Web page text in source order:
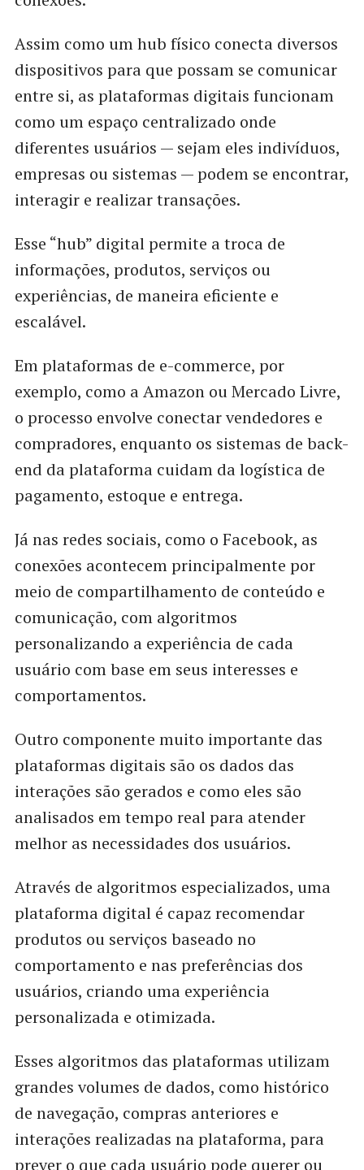
Assim como um hub físico conecta diversos
dispositivos para que possam se comunicar
entre si, as plataformas digitais funcionam
como um espaço centralizado onde
diferentes usuários — sejam eles indivíduos,
empresas ou sistemas — podem se encontrar,
interagir e realizar transações.
Esse “hub” digital permite a troca de
informações, produtos, serviços ou
experiências, de maneira eficiente e
escalável.
Em plataformas de e-commerce, por
exemplo, como a Amazon ou Mercado Livre,
o processo envolve conectar vendedores e
compradores, enquanto os sistemas de back-
end da plataforma cuidam da logística de
pagamento, estoque e entrega.
Já nas redes sociais, como o Facebook, as
conexões acontecem principalmente por
meio de compartilhamento de conteúdo e
comunicação, com algoritmos
personalizando a experiência de cada
usuário com base em seus interesses e
comportamentos.
Outro componente muito importante das
plataformas digitais são os dados das
interações são gerados e como eles são
analisados em tempo real para atender
melhor as necessidades dos usuários.
Através de algoritmos especializados, uma
plataforma digital é capaz recomendar
produtos ou serviços baseado no
comportamento e nas preferências dos
usuários, criando uma experiência
personalizada e otimizada.
Esses algoritmos das plataformas utilizam
grandes volumes de dados, como histórico
de navegação, compras anteriores e
interações realizadas na plataforma, para
prever o que cada usuário pode querer ou